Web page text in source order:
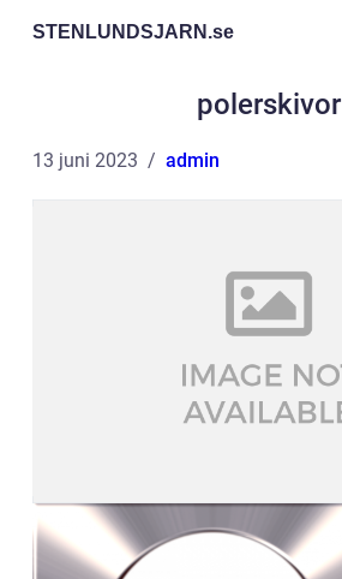
STENLUNDSJARN.se
polerskivor
13 juni 2023 admin